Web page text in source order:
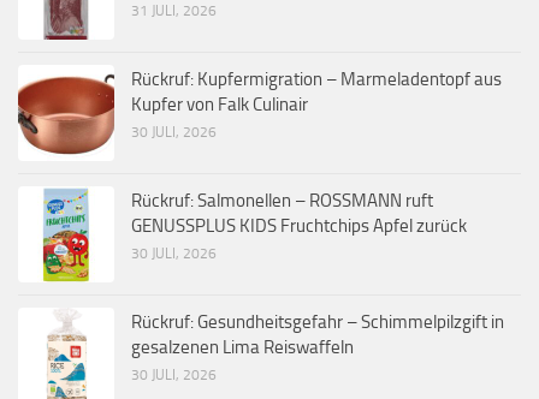
31 JULI, 2026
Rückruf: Kupfermigration – Marmeladentopf aus
Kupfer von Falk Culinair
30 JULI, 2026
Rückruf: Salmonellen – ROSSMANN ruft
GENUSSPLUS KIDS Fruchtchips Apfel zurück
30 JULI, 2026
Rückruf: Gesundheitsgefahr – Schimmelpilzgift in
gesalzenen Lima Reiswaffeln
30 JULI, 2026